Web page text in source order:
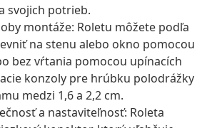
svojich potrieb.
montáže: Roletu môžete podľa
na stenu alebo okno pomocou
bez vŕtania pomocou upínacích
konzoly pre hrúbku polodrážky
medzi 1,6 a 2,2 cm.
a nastaviteľnosť: Roleta